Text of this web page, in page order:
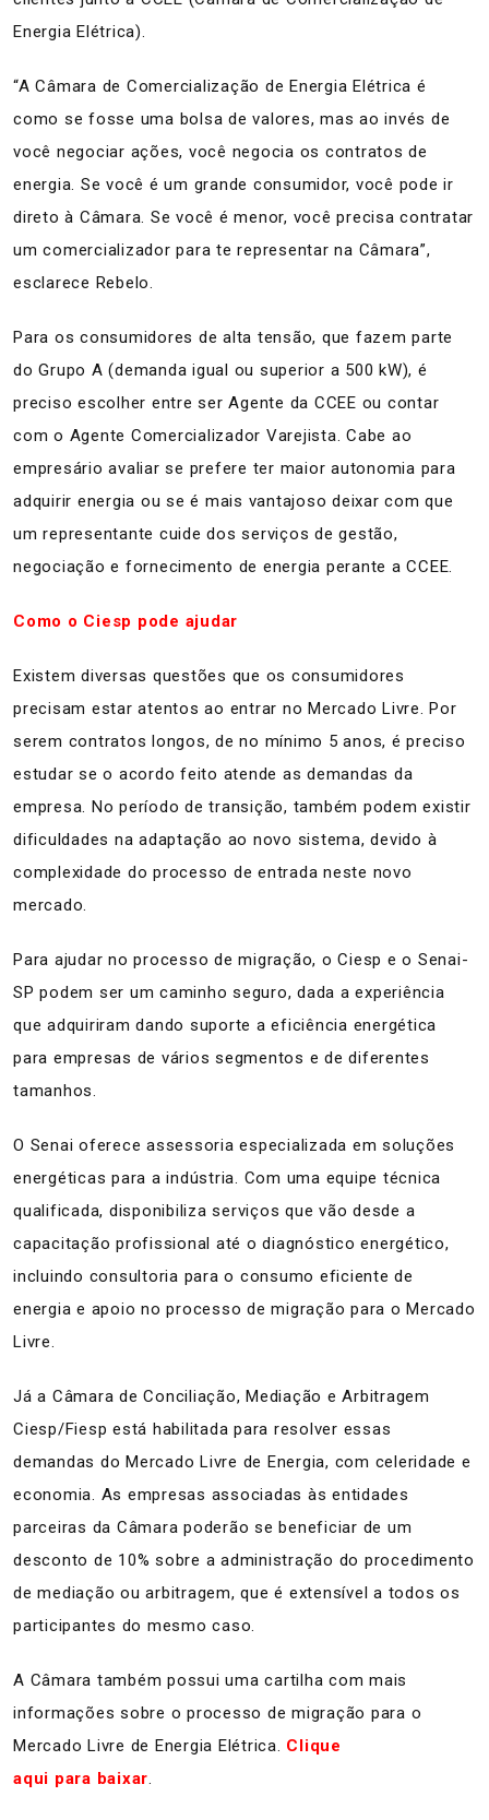
Energia Elétrica).
“A Câmara de Comercialização de Energia Elétrica é
como se fosse uma bolsa de valores, mas ao invés de
você negociar ações, você negocia os contratos de
energia. Se você é um grande consumidor, você pode ir
direto à Câmara. Se você é menor, você precisa contratar
um comercializador para te representar na Câmara”,
esclarece Rebelo.
Para os consumidores de alta tensão, que fazem parte
do Grupo A (demanda igual ou superior a 500 kW), é
preciso escolher entre ser Agente da CCEE ou contar
com o Agente Comercializador Varejista. Cabe ao
empresário avaliar se prefere ter maior autonomia para
adquirir energia ou se é mais vantajoso deixar com que
um representante cuide dos serviços de gestão,
negociação e fornecimento de energia perante a CCEE.
Como o Ciesp pode ajudar
Existem diversas questões que os consumidores
precisam estar atentos ao entrar no Mercado Livre. Por
serem contratos longos, de no mínimo 5 anos, é preciso
estudar se o acordo feito atende as demandas da
empresa. No período de transição, também podem existir
dificuldades na adaptação ao novo sistema, devido à
complexidade do processo de entrada neste novo
mercado.
Para ajudar no processo de migração, o Ciesp e o Senai-
SP podem ser um caminho seguro, dada a experiência
que adquiriram dando suporte a eficiência energética
para empresas de vários segmentos e de diferentes
tamanhos.
O Senai oferece assessoria especializada em soluções
energéticas para a indústria. Com uma equipe técnica
qualificada, disponibiliza serviços que vão desde a
capacitação profissional até o diagnóstico energético,
incluindo consultoria para o consumo eficiente de
energia e apoio no processo de migração para o Mercado
Livre.
Já a Câmara de Conciliação, Mediação e Arbitragem
Ciesp/Fiesp está habilitada para resolver essas
demandas do Mercado Livre de Energia, com celeridade e
economia. As empresas associadas às entidades
parceiras da Câmara poderão se beneficiar de um
desconto de 10% sobre a administração do procedimento
de mediação ou arbitragem, que é extensível a todos os
participantes do mesmo caso.
A Câmara também possui uma cartilha com mais
informações sobre o processo de migração para o
Mercado Livre de Energia Elétrica. Clique
aqui para baixar.